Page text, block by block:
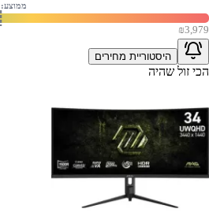
₪3,979
ממוצע: ₪
היסטוריית מחירים
הכי זול שהיה